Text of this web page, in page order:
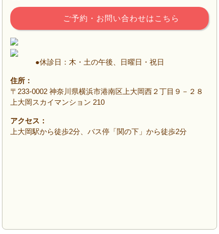
ご予約・お問い合わせはこちら
●休診日：木・土の午後、日曜日・祝日
住所：
〒233-0002 神奈川県横浜市港南区上大岡西２丁目９－２８
上大岡スカイマンション 210
アクセス：
上大岡駅から徒歩2分、バス停「関の下」から徒歩2分